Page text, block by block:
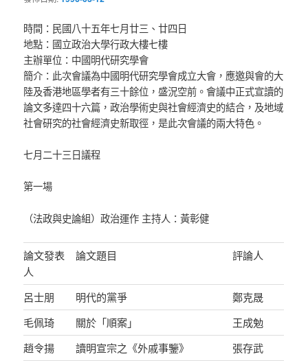
時間：民國八十五年七月廿三、廿四日
地點：國立政治大學行政大樓七樓
主辦單位：中國明代研究學會
簡介：此次會議為中國明代研究學會成立大會，應邀與會的大
陸及香港地區學者有三十餘位，盛況空前。會議中正式宣讀的
論文多達四十六篇，政治學術史與社會經濟史的結合，及地域
社會研究的社會經濟史新取徑，是此次會議的兩大特色。
七月二十三日議程
第一場
（法政與史論組）政治運作 主持人：黃彰健
論文發表
人
論文題目 評論人
呂士朋 明代的黨爭
鄭克晟
毛佩琦
關於「順案」
王成勉
趙令揚
讀明宣宗之《外戚事鑒》
張存武